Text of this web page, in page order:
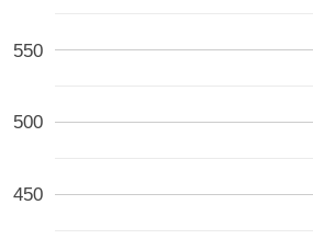
450
500
550